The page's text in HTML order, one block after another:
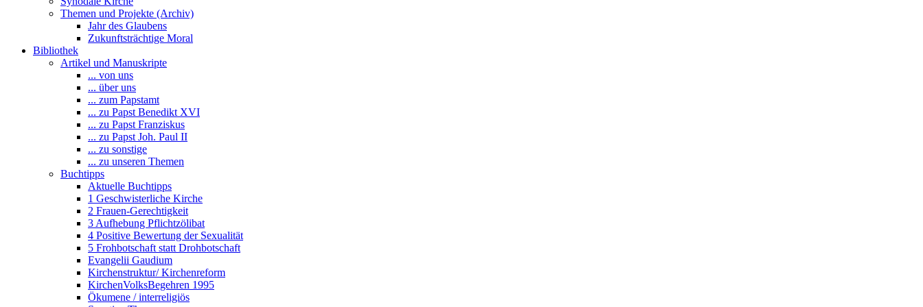
Themen und Projekte (Archiv)
Jahr des Glaubens
Zukunftsträchtige Moral
Bibliothek
Artikel und Manuskripte
... von uns
... über uns
... zum Papstamt
... zu Papst Benedikt XVI
... zu Papst Franziskus
... zu Papst Joh. Paul II
... zu sonstige
... zu unseren Themen
Buchtipps
Aktuelle Buchtipps
1 Geschwisterliche Kirche
2 Frauen-Gerechtigkeit
3 Aufhebung Pflichtzölibat
4 Positive Bewertung der Sexualität
5 Frohbotschaft statt Drohbotschaft
Evangelii Gaudium
Kirchenstruktur/ Kirchenreform
KirchenVolksBegehren 1995
Ökumene / interreligiös